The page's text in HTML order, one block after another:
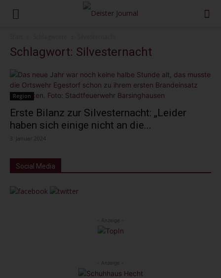
Schlagwort: Silvesternacht
Region
Erste Bilanz zur Silvesternacht: „Leider
haben sich einige nicht an die...
3. Januar 2024
Social Media
- Anzeige -
- Anzeige -